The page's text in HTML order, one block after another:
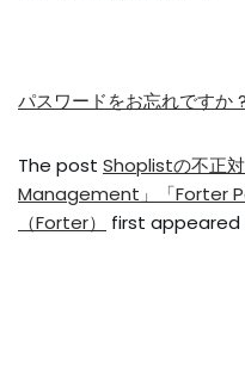
パスワードをお忘れですか ?
The post Shoplistの不正
Management」「Forter
（Forter）
first appeared